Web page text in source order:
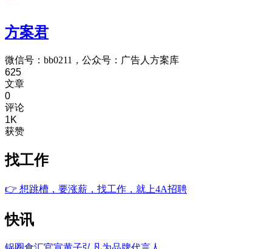
方案君
微信号：bb0211，公众号：广告人方案库
625
文章
0
评论
1K
获赞
找工作
👉 想跳槽，要涨薪，找工作，就上4A招聘
快讯